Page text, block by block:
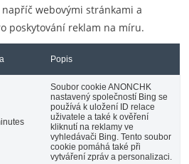
webovými stránkami a
poskytování reklam na míru.
Popis
Soubor cookie ANONCHK
nastavený společností Bing se
používá k uložení ID relace
uživatele a také k ověření
kliknutí na reklamy ve
vyhledávači Bing. Tento soubor
cookie pomáhá také při
vytváření zpráv a personalizaci.